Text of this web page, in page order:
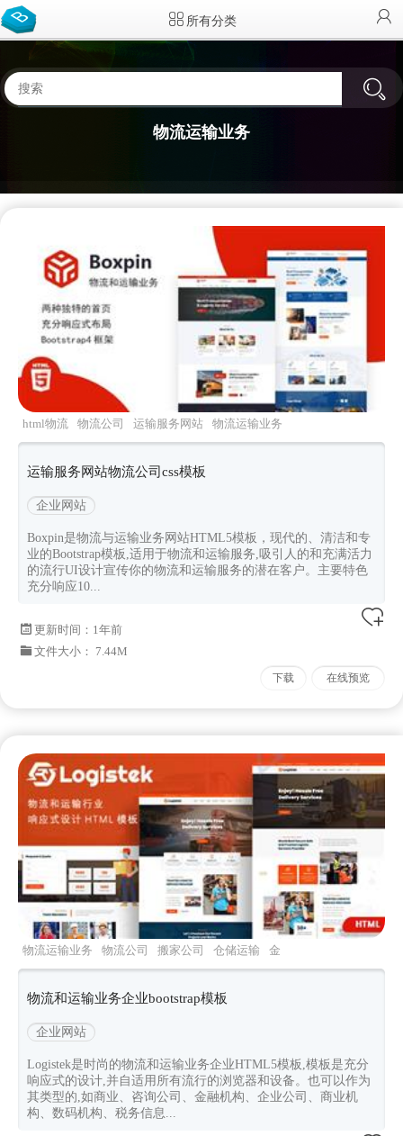
所有分类
物流运输业务
html物流 物流公司 运输服务网站
物流运输业务
快递公司ui
运输服务网站物流公司css模板
企业网站
Boxpin是物流与运输业务网站HTML5模板，现代的、清洁和专
业的Bootstrap模板,适用于物流和运输服务,吸引人的和充满活力
的流行UI设计宣传你的物流和运输服务的潜在客户。主要特色
充分响应10...
更新时间： 1年前
文件大小： 7.44M
下载 在线预览
物流运输业务 物流公司 搬家公司 仓储运输
金
融机构
物流和运输业务企业bootstrap模板
企业网站
Logistek是时尚的物流和运输业务企业HTML5模板,模板是充分
响应式的设计,并自适用所有流行的浏览器和设备。也可以作为
其类型的,如商业、咨询公司、金融机构、企业公司、商业机
构、数码机构、税务信息...